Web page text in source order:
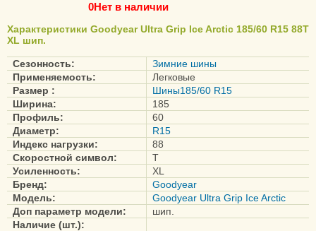
Ultra Grip Performance 3
Ultra Grip Performance
Ultra Grip Performance
SUV Gen-1
Ultra Grip Wrangler
Eagle F1 Asymmetric
Eagle F1 Asymmetric 2
Eagle F1 Asymmetric 2
SUV-4X4
Eagle F1 Asymmetric 3
0Нет в наличии
Характеристики Goodyear Ultra Grip Ice Arctic 185/60 R15 88T
XL шип.
Сезонность:
Зимние шины
Применяемость:
Легковые
Размер :
Шины185/60 R15
Ширина:
185
Профиль:
60
Диаметр:
R15
Индекс нагрузки:
88
Скоростной символ:
T
Усиленность:
XL
Бренд:
Goodyear
Модель:
Goodyear Ultra Grip Ice Arctic
Доп параметр модели:
шип.
Наличие (шт.):